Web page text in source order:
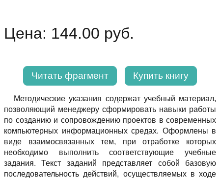
Цена: 144.00 руб.
Читать фрагмент Купить книгу
Методические указания содержат учебный материал,
позволяющий менеджеру сформировать навыки работы
по созданию и сопровождению проектов в современных
компьютерных информационных средах. Оформлены в
виде взаимосвязанных тем, при отработке которых
необходимо выполнить соответствующие учебные
задания. Текст заданий представляет собой базовую
последовательность действий, осуществляемых в ходе